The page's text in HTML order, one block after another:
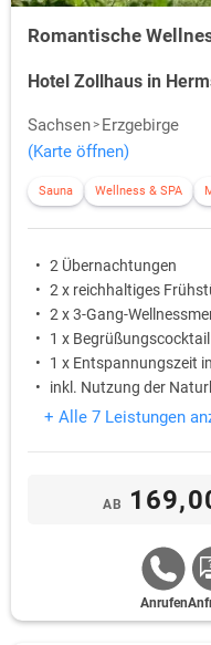
Romantische
Hotel Zollhaus in
Sachsen
Erzgebirge
(Karte öffnen)
Sauna Wellness & SPA
2 Übernachtungen
2 x reichhaltiges
2 x 3-Gang-
1 x Begrüßungscocktail
1 x Entspannungszeit
inkl. Nutzung der
+ Alle 7 Leistungen
AB
Anrufen